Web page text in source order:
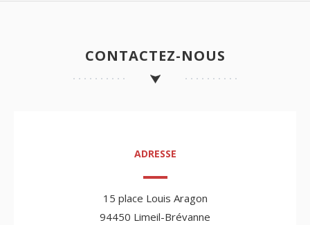
CONTACTEZ-NOUS
ADRESSE
15 place Louis Aragon
94450 Limeil-Brévanne